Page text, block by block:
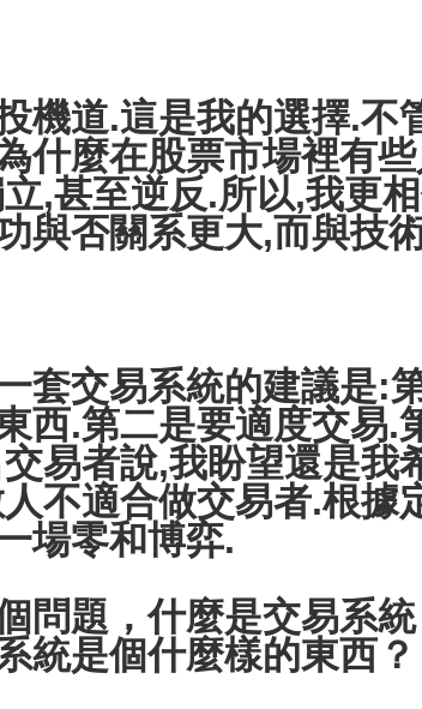
機道.這是我的選擇.不
什麼在股票市場裡有
,甚至逆反.所以,我更
與否關系更大,而與技
套交易系統的建議是:
西.第二是要適度交易.
易者說,我盼望還是我
不適合做交易者.根據
場零和博弈.
問題，什麼是交易系統
是個什麼樣的東西？